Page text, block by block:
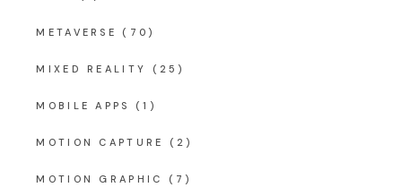
METAVERSE (70)
MIXED REALITY (25)
MOBILE APPS (1)
MOTION CAPTURE (2)
MOTION GRAPHIC (7)